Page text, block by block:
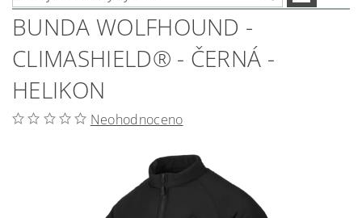
BUNDA WOLFHOUND -
CLIMASHIELD® - ČERNÁ -
HELIKON
Neohodnoceno